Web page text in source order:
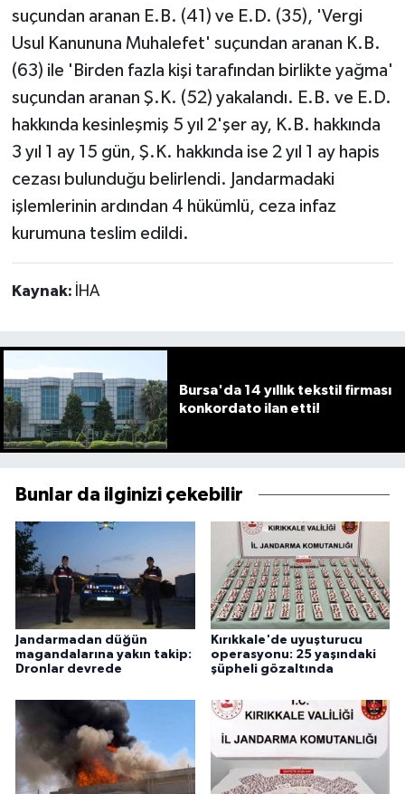
suçundan aranan E.B. (41) ve E.D. (35), 'Vergi
Usul Kanununa Muhalefet' suçundan aranan K.B.
(63) ile 'Birden fazla kişi tarafından birlikte yağma'
suçundan aranan Ş.K. (52) yakalandı. E.B. ve E.D.
hakkında kesinleşmiş 5 yıl 2'şer ay, K.B. hakkında
3 yıl 1 ay 15 gün, Ş.K. hakkında ise 2 yıl 1 ay hapis
cezası bulunduğu belirlendi. Jandarmadaki
işlemlerinin ardından 4 hükümlü, ceza infaz
kurumuna teslim edildi.
Kaynak: İHA
Bursa'da 14 yıllık tekstil firması
konkordato ilan etti!
Bunlar da ilginizi çekebilir
Jandarmadan düğün
magandalarına yakın takip:
Dronlar devrede
Kırıkkale'de uyuşturucu
operasyonu: 25 yaşındaki
şüpheli gözaltında